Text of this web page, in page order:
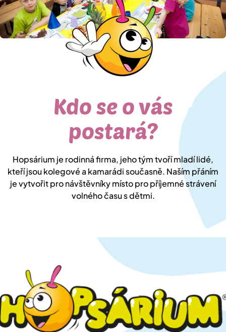
Kdo se o vás
postará?
Hopsárium je rodinná firma, jeho tým tvoří mladí lidé,
kteří jsou kolegové a kamarádi současně. Naším přáním
je vytvořit pro návštěvníky místo pro příjemné strávení
volného času s dětmi.